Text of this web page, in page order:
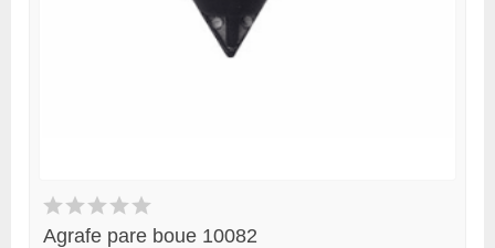
Agrafe pare boue 10082